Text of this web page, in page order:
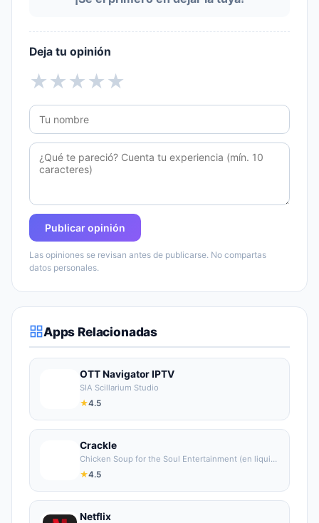
Deja tu opinión
★
★
★
★
★
Publicar opinión
Las opiniones se revisan antes de publicarse. No compartas
datos personales.
Apps Relacionadas
OTT Navigator IPTV
SIA Scillarium Studio
★4.5
Crackle
Chicken Soup for the Soul Entertainment (en liquidación)
★4.5
Netflix